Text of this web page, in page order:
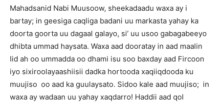
Mahadsanid Nabi Muusoow, sheekadaadu waxa ay i
bartay; in geesiga caqliga badani uu markasta yahay ka
doorta goorta uu dagaal galayo, si’ uu usoo gabagabeeyo
dhibta ummad haysata. Waxa aad dooratay in aad maalin
Iid ah oo ummadda oo dhami isu soo baxday aad Fircoon
iyo sixiroolayaashiisii dadka hortooda xaqiiqdooda ku
muujiso oo aad ka guulaysato. Sidoo kale aad muujiso; in
waxa ay wadaan uu yahay xaqdarro! Haddii aad qol